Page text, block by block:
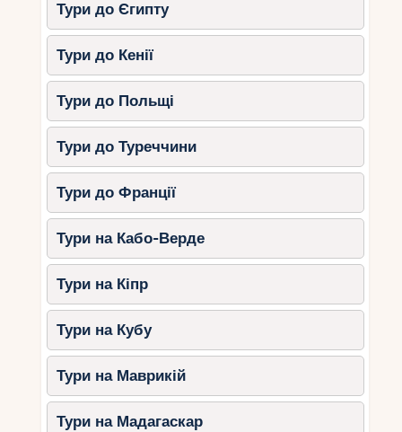
Тури до Єгипту
Тури до Кенії
Тури до Польщі
Тури до Туреччини
Тури до Франції
Тури на Кабо-Верде
Тури на Кіпр
Тури на Кубу
Тури на Маврикій
Тури на Мадагаскар